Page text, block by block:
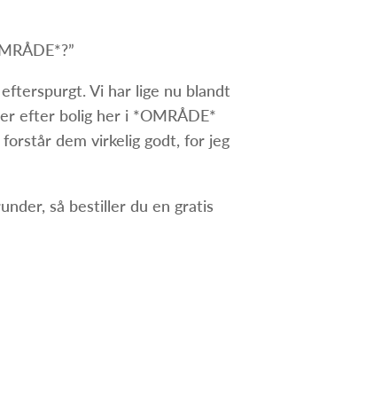
Vi har lige nu blandt
efter bolig her i *OMRÅDE*
dem virkelig godt, for jeg
så bestiller du en gratis